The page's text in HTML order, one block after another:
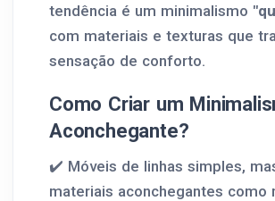
tendência é um minimalismo
com materiais e texturas que
sensação de conforto.
Como Criar um
Aconchegante?
✔️ Móveis de linhas simples,
materiais aconchegantes como